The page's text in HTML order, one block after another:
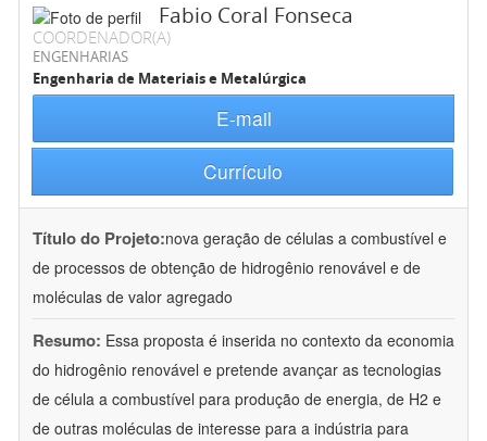
Fabio Coral Fonseca
COORDENADOR(A)
ENGENHARIAS
Engenharia de Materiais e Metalúrgica
E-mail
Currículo
Título do Projeto:nova geração de células a combustível e
de processos de obtenção de hidrogênio renovável e de
moléculas de valor agregado
Resumo: Essa proposta é inserida no contexto da economia
do hidrogênio renovável e pretende avançar as tecnologias
de célula a combustível para produção de energia, de H2 e
de outras moléculas de interesse para a indústria para